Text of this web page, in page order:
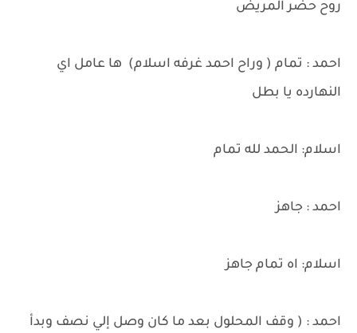
روح حضر المريض
احمد : تمام ( وراح احمد غرفه اسلام) ها عامل اي
النهارده يا بطل
اسلام: الحمد لله تمام
احمد : جاهز
اسلام: اه تمام جاهز
احمد : ( وقف المحلول بعد ما كان وصل إلي نصف وبدأ